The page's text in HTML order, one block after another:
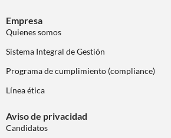
Empresa
Quienes somos
Sistema Integral de Gestión
Programa de cumplimiento (compliance)
Línea ética
Aviso de privacidad
Candidatos